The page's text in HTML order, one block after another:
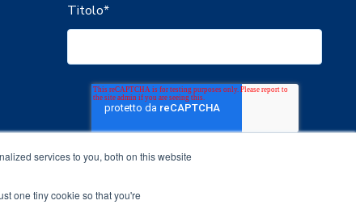
services to you, both on this website
one tiny cookie so that you're
Titolo*